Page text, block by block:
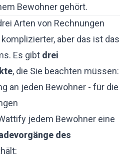
Bewohner gehört.
Arten von Rechnungen
aber das ist das
Es gibt drei
, die Sie beachten müssen:
an jeden Bewohner - für die
jedem Bewohner eine
des